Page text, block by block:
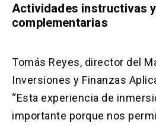
Actividades instructivas y
complementarias
Tomás Reyes, director del
Inversiones y Finanzas
“Esta experiencia de
importante porque nos